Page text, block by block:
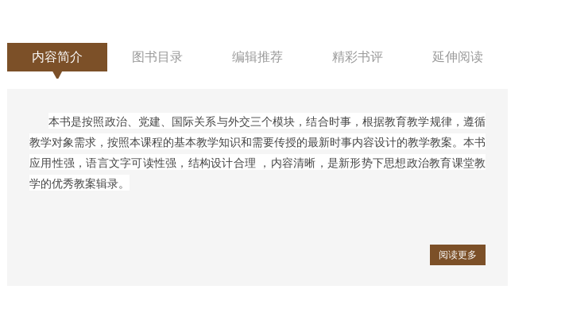
内容简介 图书目录 编辑推荐 精彩书评 延伸阅读
本书是按照政治、党建、国际关系与外交三个模块，结合时事，根据教育教学规律，遵循
教学对象需求，按照本课程的基本教学知识和需要传授的最新时事内容设计的教学教案。本书
应用性强，语言文字可读性强，结构设计合理 ，内容清晰，是新形势下思想政治教育课堂教
学的优秀教案辑录。
阅读更多